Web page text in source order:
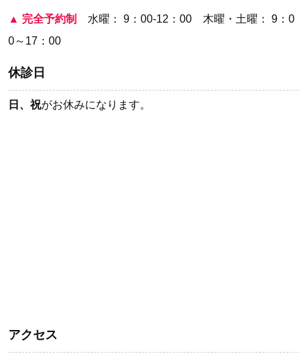
▲ 完全予約制 水曜： 9：00-12：00 木曜・土曜： 9：0
0～17：00
休診日
日、祝がお休みになります。
アクセス